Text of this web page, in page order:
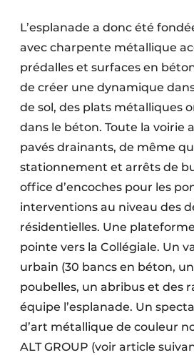
L’esplanade a donc été
avec charpente métallique
prédalles et surfaces en
de créer une dynamique
de sol, des plats métalliques
dans le béton. Toute la voirie
pavés drainants, de même
stationnement et arrêts de
office d’encoches pour les
interventions au niveau des
résidentielles. Une
pointe vers la Collégiale. Un
urbain (30 bancs en béton,
poubelles, un abribus et des
équipe l’esplanade. Un
d’art métallique de couleur
ALT GROUP (voir article